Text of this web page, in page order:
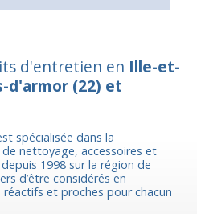
d'entretien en Ille-et-
d'armor (22) et
spécialisée dans la
nettoyage, accessoires et
1998 sur la région de
d’être considérés en
et proches pour chacun